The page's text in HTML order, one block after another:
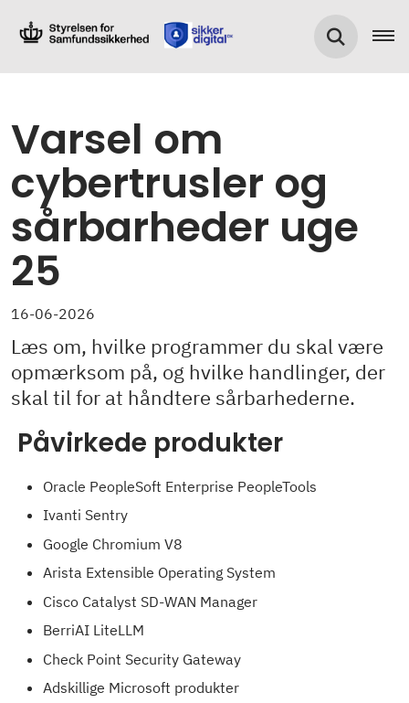
Varsel om
cybertrusler og
sårbarheder uge
25
16-06-2026
Læs om, hvilke programmer du skal være
opmærksom på, og hvilke handlinger, der
skal til for at håndtere sårbarhederne.
Påvirkede produkter
Oracle PeopleSoft Enterprise PeopleTools
Ivanti Sentry
Google Chromium V8
Arista Extensible Operating System
Cisco Catalyst SD-WAN Manager
BerriAI LiteLLM
Check Point Security Gateway
Adskillige Microsoft produkter